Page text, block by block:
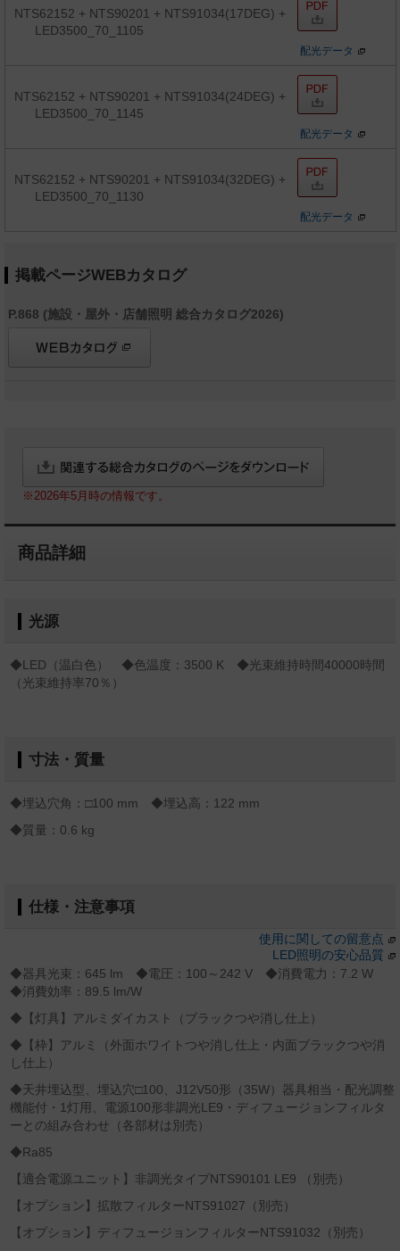
NTS62152 + NTS90201 + NTS91034(17DEG) +
LED3500_70_1105
配光データ
NTS62152 + NTS90201 + NTS91034(24DEG) +
LED3500_70_1145
配光データ
NTS62152 + NTS90201 + NTS91034(32DEG) +
LED3500_70_1130
配光データ
掲載ページWEBカタログ
P.868 (施設・屋外・店舗照明 総合カタログ2026)
※2026年5月時の情報です。
商品詳細
光源
◆LED（温白色） ◆色温度：3500 K ◆光束維持時間40000時間
（光束維持率70％）
寸法・質量
◆埋込穴角：□100 mm ◆埋込高：122 mm
◆質量：0.6 kg
仕様・注意事項
使用に関しての留意点
LED照明の安心品質
◆器具光束：645 lm ◆電圧：100～242 V ◆消費電力：7.2 W
◆消費効率：89.5 lm/W
◆【灯具】アルミダイカスト（ブラックつや消し仕上）
◆【枠】アルミ（外面ホワイトつや消し仕上・内面ブラックつや消
し仕上）
◆天井埋込型、埋込穴□100、J12V50形（35W）器具相当・配光調整
機能付・1灯用、電源100形非調光LE9・ディフュージョンフィルタ
ーとの組み合わせ（各部材は別売）
◆Ra85
【適合電源ユニット】非調光タイプNTS90101 LE9 （別売）
【オプション】拡散フィルターNTS91027（別売）
【オプション】ディフュージョンフィルターNTS91032（別売）